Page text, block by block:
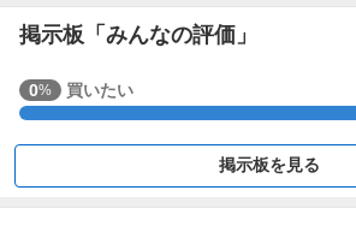
掲示板「みんなの評価」
強
く
買
0% 買いたい
掲示板を見る